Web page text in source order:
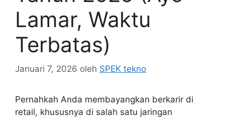
Lamar, Waktu
Terbatas)
Januari 7, 2026 oleh SPEK tekno
Pernahkah Anda membayangkan berkarir di
retail, khususnya di salah satu jaringan